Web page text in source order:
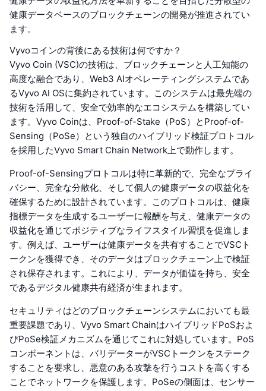
健康データベースのブロックチェーンの開発が推進されてい
ます。
Vyvoコインの背後にある技術は何ですか？
Vyvo Coin (VSC)の技術は、ブロックチェーンと人工知能の
高度な融合であり、Web3 AIオペレーティングシステムであ
るVyvo AI OSに集約されています。このシステムは最先端の
技術を活用して、安全で効率的なエコシステムを構築してい
ます。Vyvo Coinは、Proof-of-Stake（PoS）とProof-of-
Sensing（PoSe）という独自のハイブリッド検証プロトコル
を採用したVyvo Smart Chain Network上で動作します。
Proof-of-Sensingプロトコルは特に革新的で、完全なプライ
バシー、完全な分散化、そして個人の健康データの収益化を
確保するために設計されています。このプロトコルは、健康
指標データを生成するユーザーに報酬を与え、健康データの
収益化を通じてポジティブなライフスタイル習慣を促進しま
す。例えば、ユーザーは健康データを共有することでVSCト
ークンを獲得でき、そのデータはブロックチェーン上で検証
され保存されます。これにより、データが価値を持ち、安全
であるデジタル健康共有経済が生まれます。
セキュリティはどのブロックチェーンシステムにおいても最
重要課題であり、Vyvo Smart ChainはハイブリッドPoSおよ
びPoSe検証メカニズムを通じてこれに対処しています。PoS
コンポーネントは、バリデーターがVSCトークンをステーク
することを要求し、悪意のある攻撃を行うコストを高くする
ことでネットワークを保護します。PoSeの側面は、センサー